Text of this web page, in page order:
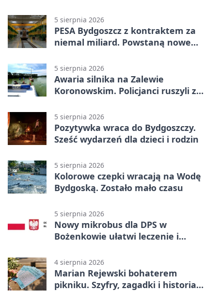
5 sierpnia 2026
PESA Bydgoszcz z kontraktem za
niemal miliard. Powstaną nowe
5 sierpnia 2026
Awaria silnika na Zalewie
Koronowskim. Policjanci ruszyli z
5 sierpnia 2026
Pozytywka wraca do Bydgoszczy.
Sześć wydarzeń dla dzieci i rodzin
5 sierpnia 2026
Kolorowe czepki wracają na Wodę
Bydgoską. Zostało mało czasu
5 sierpnia 2026
Nowy mikrobus dla DPS w
Bożenkowie ułatwi leczenie i
4 sierpnia 2026
Marian Rejewski bohaterem
pikniku. Szyfry, zagadki i historia